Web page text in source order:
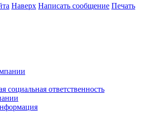
Наверх Написать сообщение Печать
социальная ответственность